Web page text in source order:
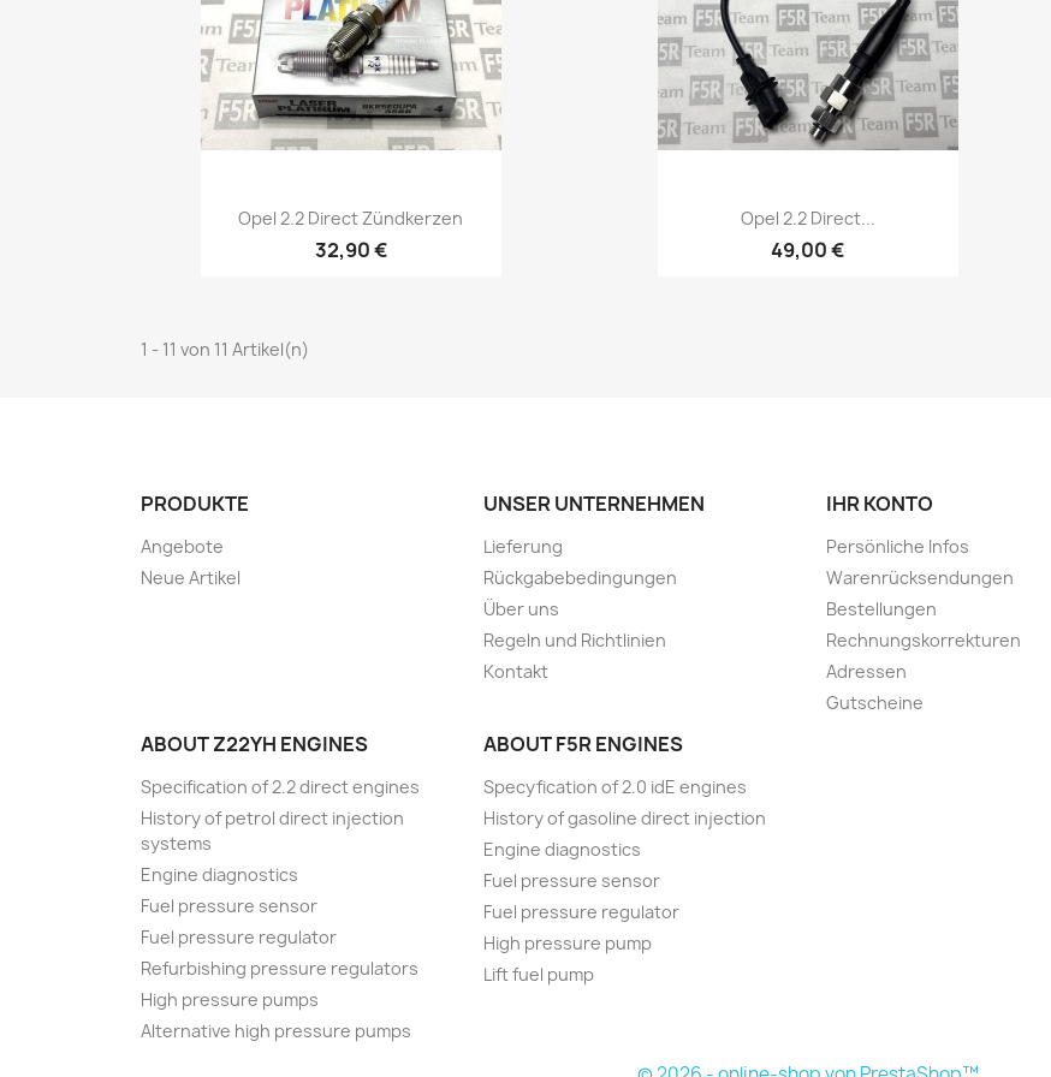
Vorschau
Opel 2.2 Direct Zündkerzen
32,90 €
Vorschau
Opel 2.2 Direct...
49,00 €
1 - 11 von 11 Artikel(n)
PRODUKTE
Angebote
Neue Artikel
UNSER UNTERNEHMEN
Lieferung
Rückgabebedingungen
Über uns
Regeln und Richtlinien
Kontakt
IHR KONTO
Persönliche Infos
Warenrücksendungen
Bestellungen
Rechnungskorrekturen
Adressen
Gutscheine
ABOUT Z22YH ENGINES
Specification of 2.2 direct engines
History of petrol direct injection
systems
Engine diagnostics
Fuel pressure sensor
Fuel pressure regulator
Refurbishing pressure regulators
High pressure pumps
Alternative high pressure pumps
ABOUT F5R ENGINES
Specyfication of 2.0 idE engines
History of gasoline direct injection
Engine diagnostics
Fuel pressure sensor
Fuel pressure regulator
High pressure pump
Lift fuel pump